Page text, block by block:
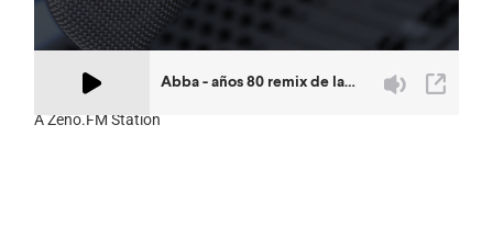
A Zeno.FM Station